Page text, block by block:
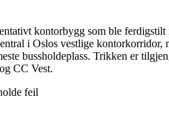
kontorbygg som ble
i Oslos vestlige
bussholdeplass. Trikken er
CC Vest.
feil